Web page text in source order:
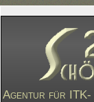
Agentur für ITK-